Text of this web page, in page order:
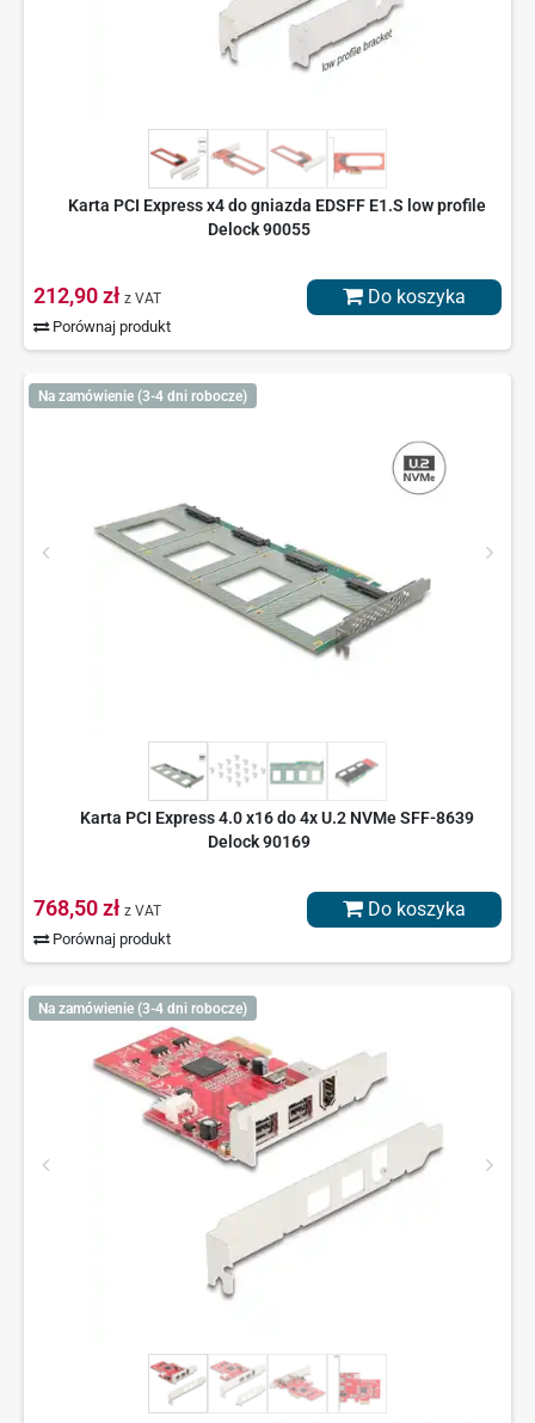
Karta PCI Express x4 do gniazda EDSFF E1.S low profile
Delock 90055
212,90 zł z VAT
Porównaj produkt
Do koszyka
Na zamówienie (3-4 dni robocze)
Karta PCI Express 4.0 x16 do 4x U.2 NVMe SFF-8639
Delock 90169
768,50 zł z VAT
Porównaj produkt
Do koszyka
Na zamówienie (3-4 dni robocze)